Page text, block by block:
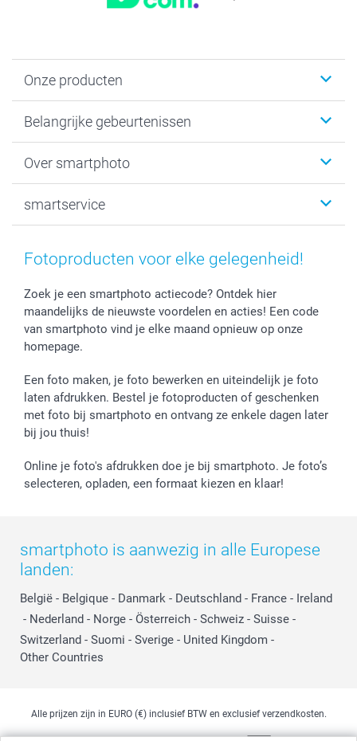
Onze producten
Fotogeschenken
Fotoprints, Fotoposter & Fotoalbum met fotoprints
MyNameBook
Stickers en Etiketten
Fotokaders, Decoratie en Snoepjes
Fotokalenders & Fotoagenda's
Belangrijke gebeurtenissen
Baby
Communie- en Lentefeest
Geschenken voor hem
Afstuderen
Moederdag
Vaderdag
Verjaardag
Geboorte
Over smartphoto
Duurzaamheid
Voorwaarden
Herroepingsrecht
Klachtenregeling
Wettelijke garantie
Privacybeleid
Cookiebeleid
Prijslijst
Jobs & Stages
Investor Relations
smartservice
smartgarantie
smartbonus
Betalingsmogelijkheden
Grote bestellingen
Levering
Mijn orderstatus
smartfriends
Fotoproducten voor elke gelegenheid!
Zoek je een smartphoto actiecode? Ontdek hier
maandelijks de nieuwste voordelen en acties! Een code
van smartphoto vind je elke maand opnieuw op onze
homepage.
Een foto maken, je foto bewerken en uiteindelijk je foto
laten afdrukken. Bestel je fotoproducten of geschenken
met foto bij smartphoto en ontvang ze enkele dagen later
bij jou thuis!
Online je foto's afdrukken doe je bij smartphoto. Je foto’s
selecteren, opladen, een formaat kiezen en klaar!
smartphoto is aanwezig in alle Europese
landen:
België - Belgique - Danmark - Deutschland - France - Ireland
- Nederland - Norge - Österreich - Schweiz - Suisse -
Switzerland - Suomi - Sverige - United Kingdom -
Other Countries
Alle prijzen zijn in EURO (€) inclusief BTW en exclusief verzendkosten.